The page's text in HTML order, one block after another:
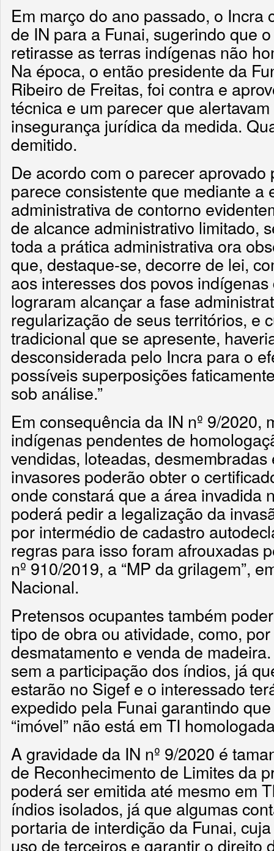
Em março do ano passado, o Incra
de IN para a Funai, sugerindo que
retirasse as terras indígenas não
Na época, o então presidente da
Ribeiro de Freitas, foi contra e
técnica e um parecer que
insegurança jurídica da medida.
demitido.
De acordo com o parecer aprovado
parece consistente que mediante a
administrativa de contorno
de alcance administrativo limitado,
toda a prática administrativa ora
que, destaque-se, decorre de lei,
aos interesses dos povos
lograram alcançar a fase
regularização de seus territórios, e
tradicional que se apresente,
desconsiderada pelo Incra para o
possíveis superposições
sob análise.”
Em consequência da IN nº 9/2020,
indígenas pendentes de
vendidas, loteadas, desmembradas
invasores poderão obter o
onde constará que a área invadida
poderá pedir a legalização da
por intermédio de cadastro
regras para isso foram afrouxadas
nº 910/2019, a “MP da grilagem”,
Nacional.
Pretensos ocupantes também
tipo de obra ou atividade, como,
desmatamento e venda de
sem a participação dos índios, já
estarão no Sigef e o interessado
expedido pela Funai garantindo
“imóvel” não está em TI
A gravidade da IN nº 9/2020 é
de Reconhecimento de Limites da
poderá ser emitida até mesmo em
índios isolados, já que algumas
portaria de interdição da Funai,
uso de terceiros e garantir o direito